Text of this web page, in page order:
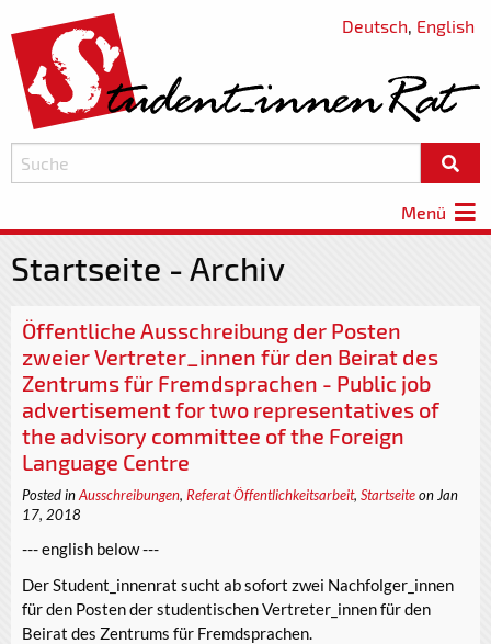
Deutsch, English
Menü
Startseite - Archiv
Öffentliche Ausschreibung der Posten
zweier Vertreter_innen für den Beirat des
Zentrums für Fremdsprachen - Public job
advertisement for two representatives of
the advisory committee of the Foreign
Language Centre
Posted inAusschreibungen, Referat Öffentlichkeitsarbeit, Startseiteon Jan
17, 2018
--- english below ---
Der Student_innenrat sucht ab sofort zwei Nachfolger_innen
für den Posten der studentischen Vertreter_innen für den
Beirat des Zentrums für Fremdsprachen.